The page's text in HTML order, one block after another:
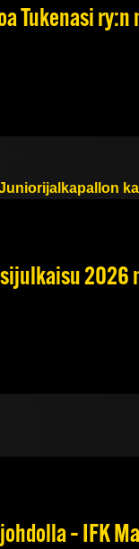
Tukenasi
2026
– IFK